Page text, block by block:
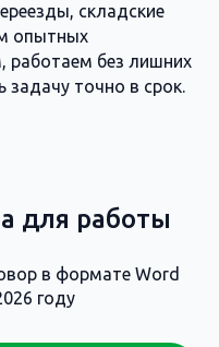
складские
опытных
работаем без лишних
задачу точно в срок.
для работы
в формате Word
году